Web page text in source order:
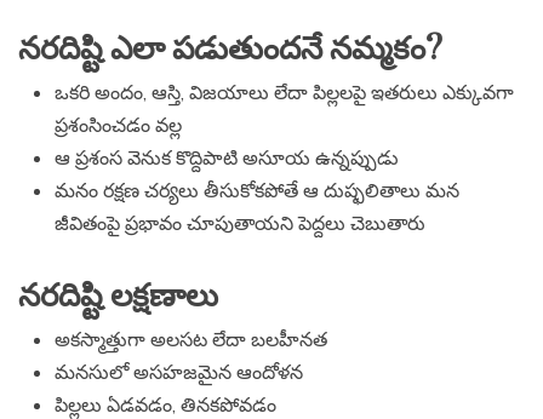
నరదిష్టి ఎలా పడుతుందనే నమ్మకం?
ఒకరి అందం, ఆస్తి, విజయాలు లేదా పిల్లలపై ఇతరులు ఎక్కువగా
ప్రశంసించడం వల్ల
ఆ ప్రశంస వెనుక కొద్దిపాటి అసూయ ఉన్నప్పుడు
మనం రక్షణ చర్యలు తీసుకోకపోతే ఆ దుష్ఫలితాలు మన
జీవితంపై ప్రభావం చూపుతాయని పెద్దలు చెబుతారు
నరదిష్టి లక్షణాలు
అకస్మాత్తుగా అలసట లేదా బలహీనత
మనసులో అసహజమైన ఆందోళన
పిల్లలు ఏడవడం, తినకపోవడం